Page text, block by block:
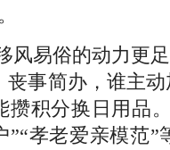
风易俗的动力更
丧事简办，谁主
攒积分换日用品
”“孝老爱亲模范